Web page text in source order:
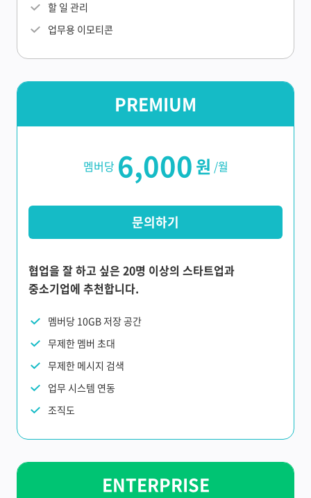
할 일 관리
업무용 이모티콘
PREMIUM
멤버당 6,000원 /월
문의하기
협업을 잘 하고 싶은 20명 이상의 스타트업과
중소기업에 추천합니다.
멤버당 10GB 저장 공간
무제한 멤버 초대
무제한 메시지 검색
업무 시스템 연동
조직도
ENTERPRISE